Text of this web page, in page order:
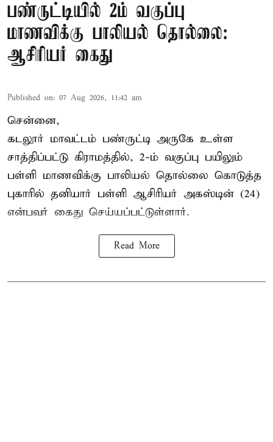
பண்ருட்டியில் 2ம் வகுப்பு
மாணவிக்கு பாலியல் தொல்லை:
ஆசிரியர் கைது
Published on: 07 Aug 2026, 11:42 am
சென்னை,
கடலூர் மாவட்டம் பண்ருட்டி அருகே உள்ள
சாத்திப்பட்டு கிராமத்தில், 2-ம் வகுப்பு பயிலும்
பள்ளி மாணவிக்கு பாலியல் தொல்லை கொடுத்த
புகாரில் தனியார் பள்ளி ஆசிரியர் அகஸ்டின் (24)
என்பவர் கைது செய்யப்பட்டுள்ளார்.
Read More